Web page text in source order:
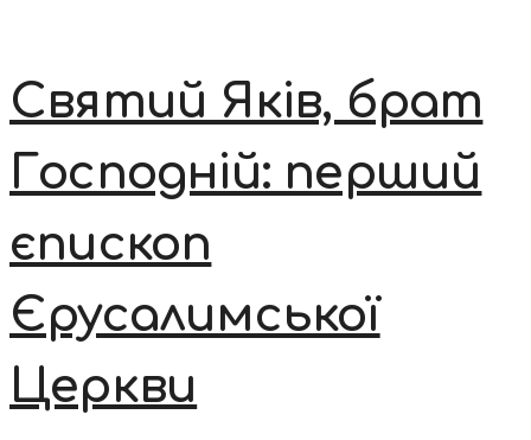
Святий Яків, брат
Господній: перший
єпископ
Єрусалимської
Церкви